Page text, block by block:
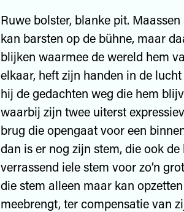
Ruwe bolster, blanke pit.
kan barsten op de bühne, maar
blijken waarmee de wereld hem
elkaar, heft zijn handen in de
hij de gedachten weg die hem
waarbij zijn twee uiterst
brug die opengaat voor een
dan is er nog zijn stem, die ook
verrassend iele stem voor zo’n
die stem alleen maar kan
meebrengt, ter compensatie van